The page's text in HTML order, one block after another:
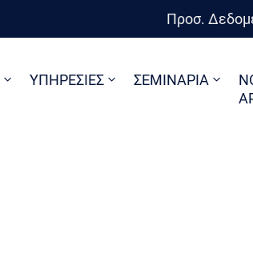
Προσ.
ΥΠΗΡΕΣΙΕΣ ΣΕΜΙΝΑΡΙΑ